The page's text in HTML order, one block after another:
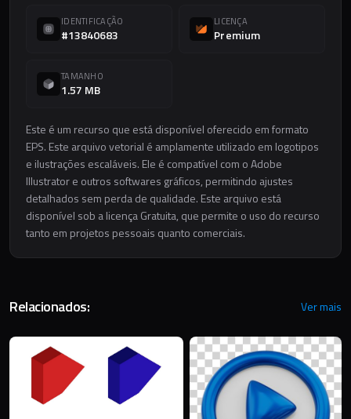
IDENTIFICAÇÃO
#13840683
LICENÇA
Premium
TAMANHO
1.57 MB
Este é um recurso que está disponível oferecido em formato
EPS. Este arquivo vetorial é amplamente utilizado em logotipos
e ilustrações escaláveis. Ele é compatível com o Adobe
Illustrator e outros softwares gráficos, permitindo ajustes
detalhados sem perda de qualidade. Este arquivo está
disponível sob a licença Gratuita, que permite o uso do recurso
tanto em projetos pessoais quanto comerciais.
Relacionados: Ver mais